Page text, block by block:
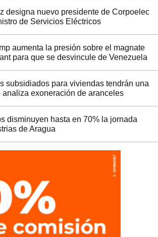
designa nuevo presidente de Corpoelec
de Servicios Eléctricos
aumenta la presión sobre el magnate
para que se desvincule de Venezuela
subsidiados para viviendas tendrán una
analiza exoneración de aranceles
disminuyen hasta en 70% la jornada
de Aragua